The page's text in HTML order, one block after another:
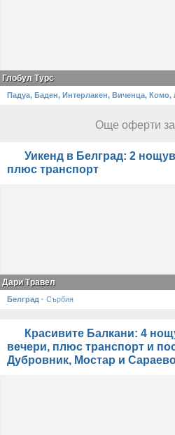
Глобул Турс
Падуа, Баден, Интерлакен, Виченца, Комо,
Още оферти
Уикенд в Белград: 2
плюс транспорт
Дари Травел
Белград · Сърбия
Красивите Балкани: 4
вечери, плюс транспорт и
Дубровник, Мостар и